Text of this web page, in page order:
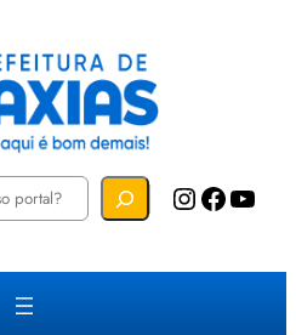
Instagram Facebook YouTube